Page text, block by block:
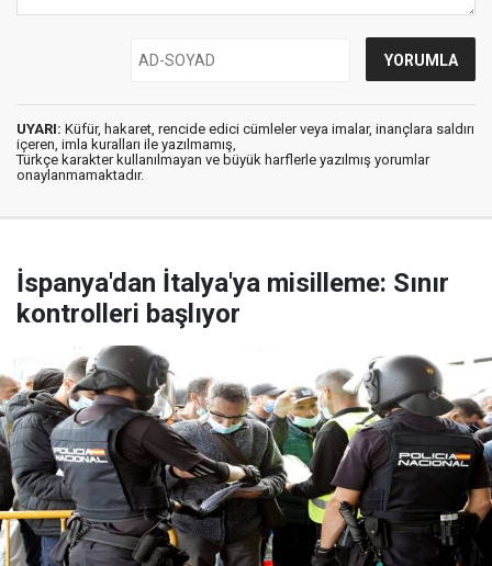
UYARI: Küfür, hakaret, rencide edici cümleler veya imalar, inançlara saldırı
içeren, imla kuralları ile yazılmamış,
Türkçe karakter kullanılmayan ve büyük harflerle yazılmış yorumlar
onaylanmamaktadır.
İspanya'dan İtalya'ya misilleme: Sınır
kontrolleri başlıyor